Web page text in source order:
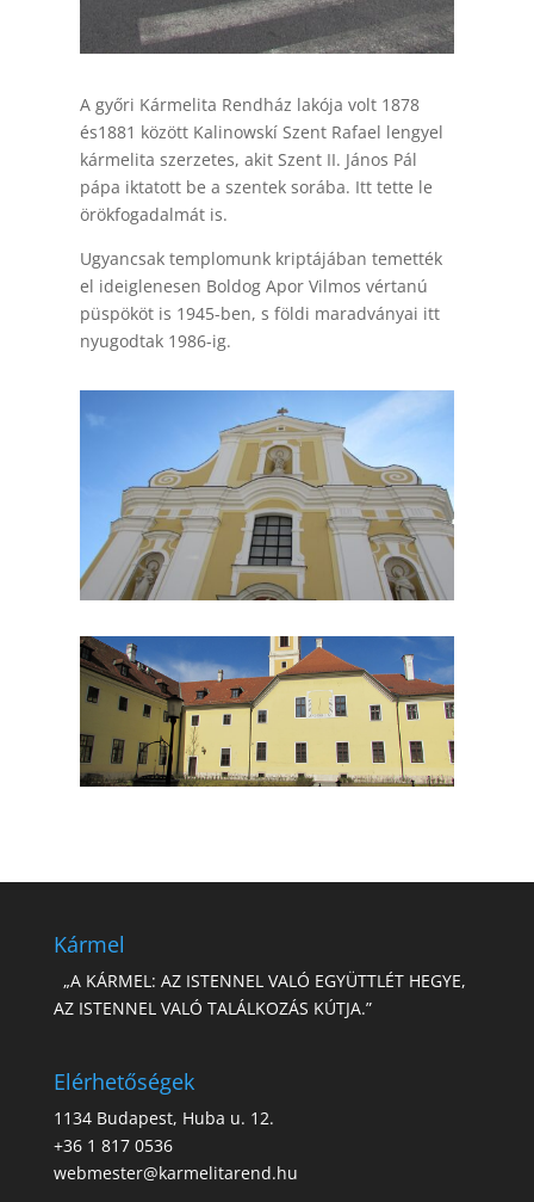
A győri Kármelita Rendház lakója volt 1878
és1881 között Kalinowskí Szent Rafael lengyel
kármelita szerzetes, akit Szent II. János Pál
pápa iktatott be a szentek sorába. Itt tette le
örökfogadalmát is.
Ugyancsak templomunk kriptájában temették
el ideiglenesen Boldog Apor Vilmos vértanú
püspököt is 1945-ben, s földi maradványai itt
nyugodtak 1986-ig.
Kármel
„A KÁRMEL: AZ ISTENNEL VALÓ EGYÜTTLÉT HEGYE,
AZ ISTENNEL VALÓ TALÁLKOZÁS KÚTJA.”
Elérhetőségek
1134 Budapest, Huba u. 12.
+36 1 817 0536
webmester@karmelitarend.hu